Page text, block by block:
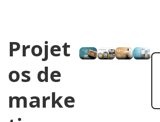
Projet
os de
marke